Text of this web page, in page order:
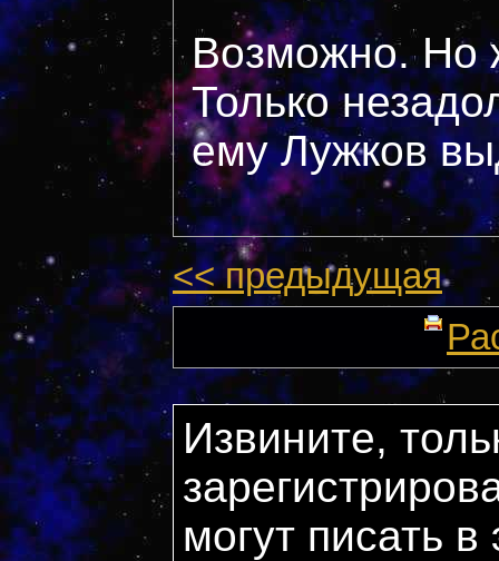
Возможно. Но
Только
ему Лужков
<< предыдущая
Извините,
могут писать